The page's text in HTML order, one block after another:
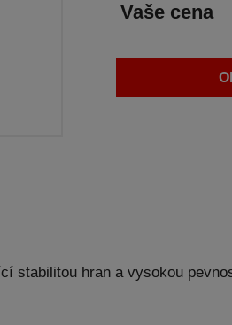
Vaše cena
stabilitou hran a vysokou